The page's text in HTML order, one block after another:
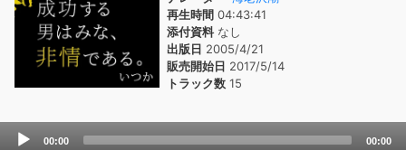
再生時間 04:43:41
添付資料なし
出版日 2005/4/21
販売開始日 2017/5/14
トラック数 15
Audio
00:00 00:00